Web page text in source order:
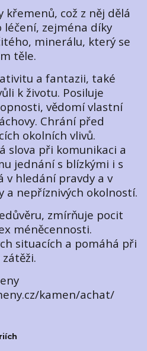
což z něj dělá
zejména díky
minerálu, který se
těle.
a fantazii, také
k životu. Posiluje
vědomí vlastní
Chrání před
okolních vlivů.
slova při komunikaci a
jednání s blízkými i s
v hledání pravdy a v
nepříznivých okolností.
zmírňuje pocit
méněcennosti.
situacích a pomáhá při
kamen/achat/